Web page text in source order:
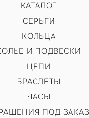
КАТАЛОГ
СЕРЬГИ
КОЛЬЦА
И ПОДВЕСКИ
ЦЕПИ
БРАСЛЕТЫ
ЧАСЫ
ПОД ЗАКАЗ